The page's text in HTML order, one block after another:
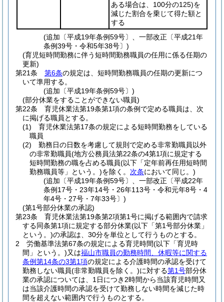
ある場合は、100分の125)を
減じた割合を乗じて得た額と
する
(追加〔平成19年条例59号〕、一部改正〔平成21年
条例39号・令和5年38号〕)
(育児短時間勤務に伴う短時間勤務職員の任用に係る任期の
更新)
第21条
第6条の規定は、短時間勤務職員の任期の更新につ
いて準用する。
(追加〔平成19年条例59号〕)
(部分休業をすることができない職員)
第22条
育児休業法第19条第1項の条例で定める職員は、次
に掲げる職員とする。
(1)
育児休業法第17条の規定による短時間勤務をしている
職員
(2)
勤務日の日数を考慮して規則で定める非常勤職員以外
の非常勤職員(地方公務員法第22条の4第1項に規定する
短時間勤務の職を占める職員(以下「定年前再任用短時間
勤務職員等」という。)を除く。 次条において同じ。)
(追加〔平成19年条例59号〕、一部改正〔平成22年
条例17号・23年14号・26年113号・令和元年8号・4
年4号・27号・7年33号〕)
(第1号部分休業の承認)
第23条
育児休業法第19条第2項第1号に掲げる範囲内で請求
する同条第1項に規定する部分休業(以下「第1号部分休業」
という。)の承認は、30分を単位として行うものとする。
2
労働基準法第67条の規定による育児時間(以下「育児時
間」という。)又は福山市職員の勤務時間、休暇等に関する
条例第14条の3第1項の規定による介護時間の承認を受けて
勤務しない職員(非常勤職員を除く。)に対する第1号部分休
業の承認については、1日につき2時間から当該育児時間又
は当該介護時間の承認を受けて勤務しない時間を減じた時
間を超えない範囲内で行うものとする。